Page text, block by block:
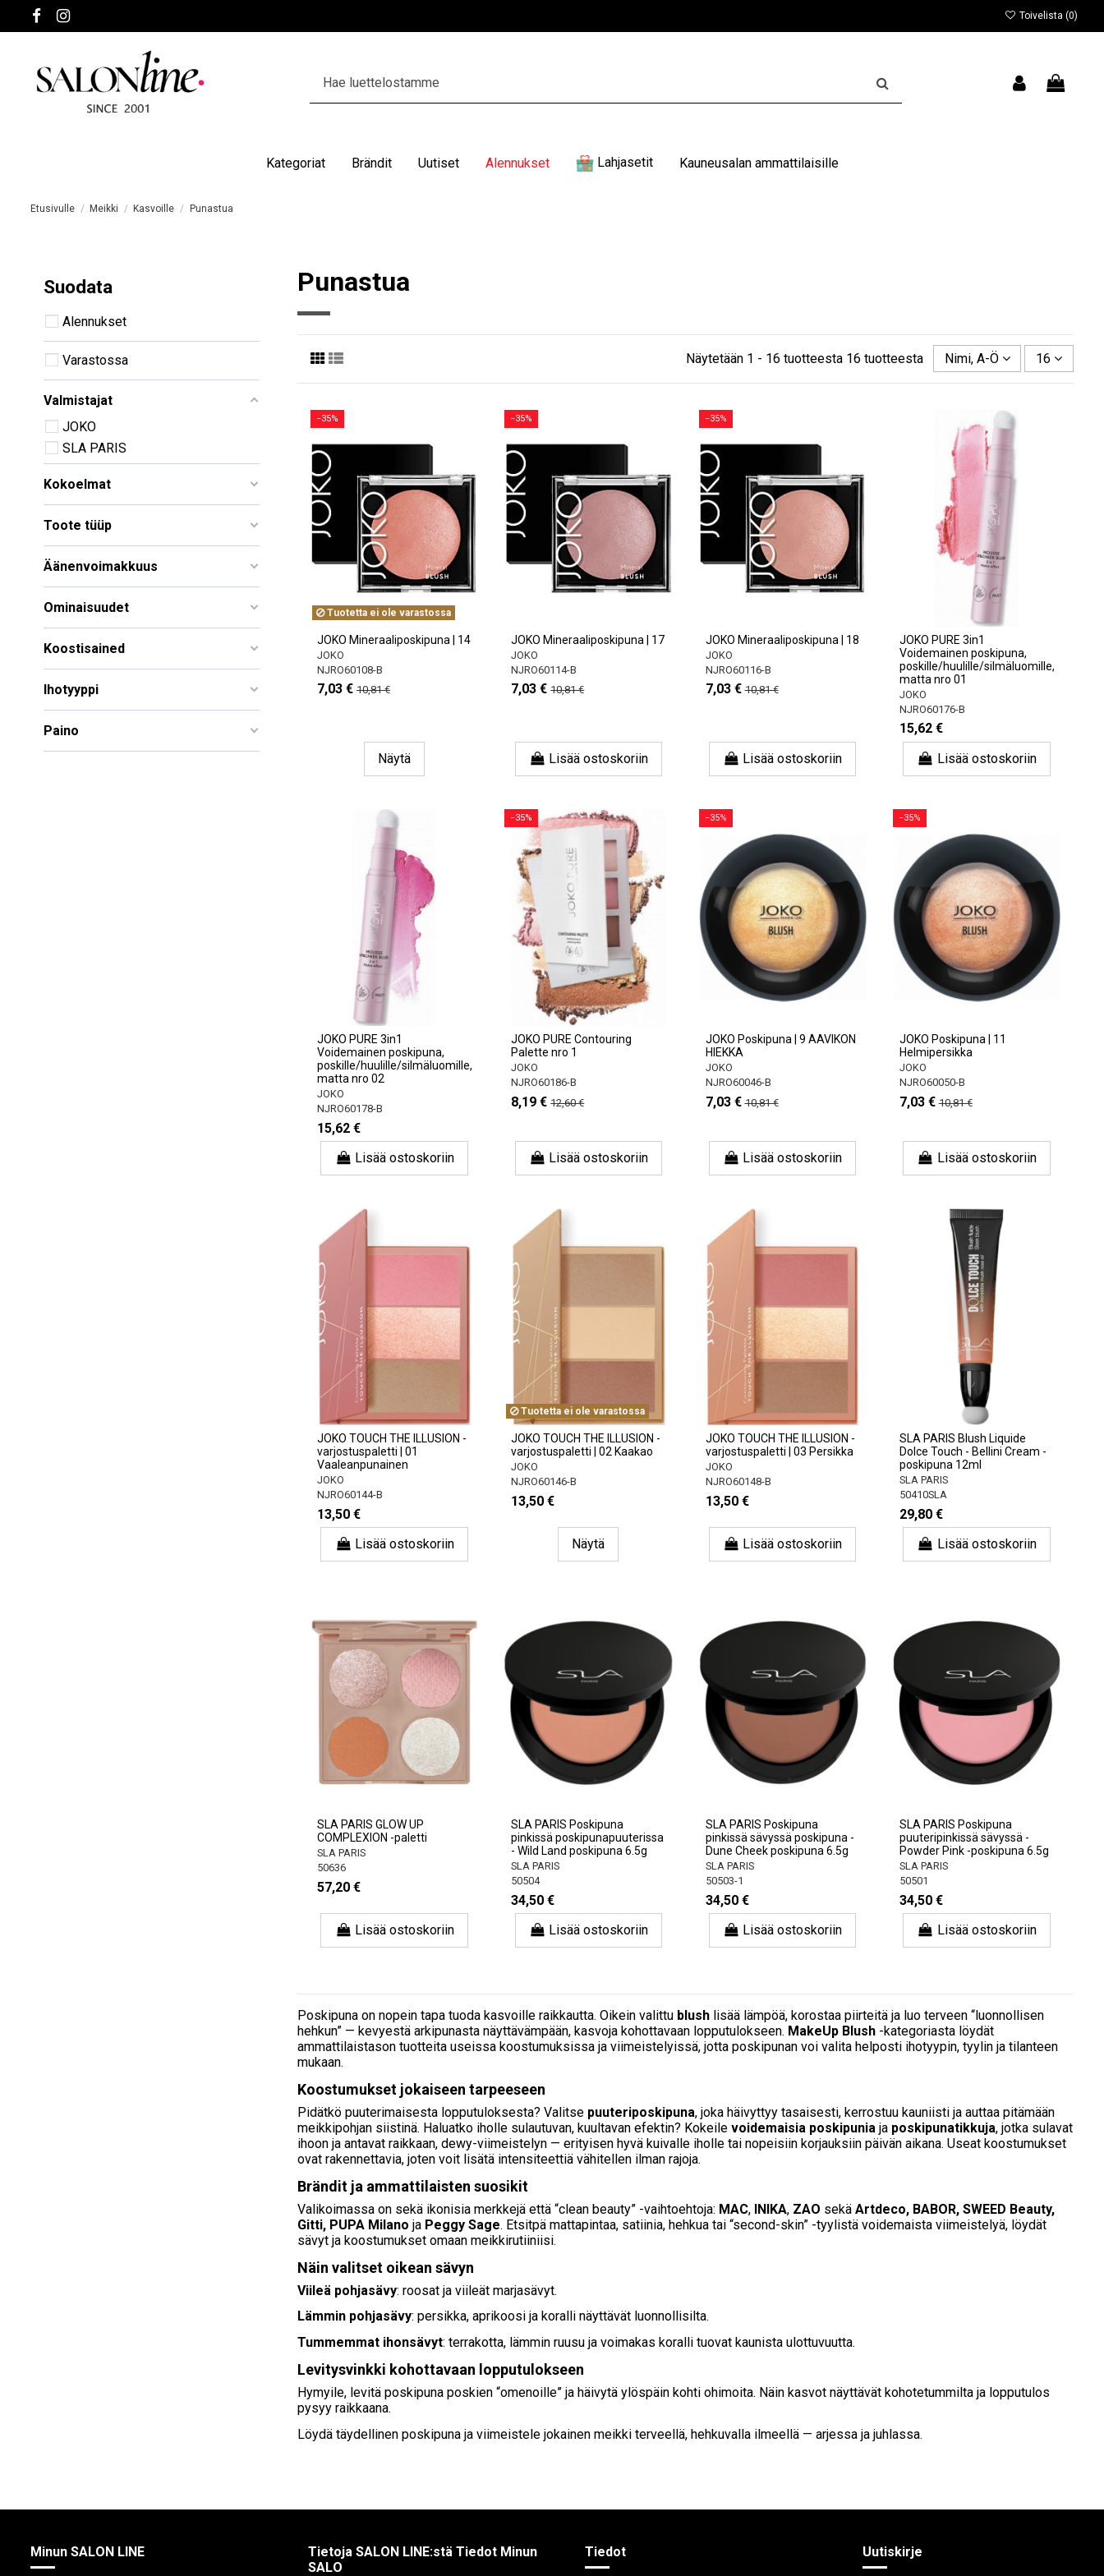
Toivelista (0)
Kategoriat Brändit Uutiset Alennukset Lahjasetit Kauneusalan ammattilaisille
Etusivulle Meikki Kasvoille Punastua
Punastua
Näytetään 1 - 16 tuotteesta 16 tuotteesta Nimi, A-Ö 16
−35%
Tuotetta ei ole varastossa
JOKO Mineraaliposkipuna | 14
JOKO
NJRO60108-B
7,03 € 10,81 €
Näytä
−35%
JOKO Mineraaliposkipuna | 17
JOKO
NJRO60114-B
7,03 € 10,81 €
Lisää ostoskoriin
−35%
JOKO Mineraaliposkipuna | 18
JOKO
NJRO60116-B
7,03 € 10,81 €
Lisää ostoskoriin
JOKO PURE 3in1
Voidemainen poskipuna,
poskille/huulille/silmäluomille,
matta nro 01
JOKO
NJRO60176-B
15,62 €
Lisää ostoskoriin
JOKO PURE 3in1
Voidemainen poskipuna,
poskille/huulille/silmäluomille,
matta nro 02
JOKO
NJRO60178-B
15,62 €
Lisää ostoskoriin
−35%
JOKO PURE Contouring
Palette nro 1
JOKO
NJRO60186-B
8,19 € 12,60 €
Lisää ostoskoriin
−35%
JOKO Poskipuna | 9 AAVIKON
HIEKKA
JOKO
NJRO60046-B
7,03 € 10,81 €
Lisää ostoskoriin
−35%
JOKO Poskipuna | 11
Helmipersikka
JOKO
NJRO60050-B
7,03 € 10,81 €
Lisää ostoskoriin
JOKO TOUCH THE ILLUSION -
varjostuspaletti | 01
Vaaleanpunainen
JOKO
NJRO60144-B
13,50 €
Lisää ostoskoriin
Tuotetta ei ole varastossa
JOKO TOUCH THE ILLUSION -
varjostuspaletti | 02 Kaakao
JOKO
NJRO60146-B
13,50 €
Näytä
JOKO TOUCH THE ILLUSION -
varjostuspaletti | 03 Persikka
JOKO
NJRO60148-B
13,50 €
Lisää ostoskoriin
SLA PARIS Blush Liquide
Dolce Touch - Bellini Cream -
poskipuna 12ml
SLA PARIS
50410SLA
29,80 €
Lisää ostoskoriin
SLA PARIS GLOW UP
COMPLEXION -paletti
SLA PARIS
50636
57,20 €
Lisää ostoskoriin
SLA PARIS Poskipuna
pinkissä poskipunapuuterissa
- Wild Land poskipuna 6.5g
SLA PARIS
50504
34,50 €
Lisää ostoskoriin
SLA PARIS Poskipuna
pinkissä sävyssä poskipuna -
Dune Cheek poskipuna 6.5g
SLA PARIS
50503-1
34,50 €
Lisää ostoskoriin
SLA PARIS Poskipuna
puuteripinkissä sävyssä -
Powder Pink -poskipuna 6.5g
SLA PARIS
50501
34,50 €
Lisää ostoskoriin
Poskipuna on nopein tapa tuoda kasvoille raikkautta. Oikein valittu blush lisää lämpöä, korostaa piirteitä ja luo terveen “luonnollisen
hehkun” — kevyestä arkipunasta näyttävämpään, kasvoja kohottavaan lopputulokseen. MakeUp Blush -kategoriasta löydät
ammattilaistason tuotteita useissa koostumuksissa ja viimeistelyissä, jotta poskipunan voi valita helposti ihotyypin, tyylin ja tilanteen
mukaan.
Koostumukset jokaiseen tarpeeseen
Pidätkö puuterimaisesta lopputuloksesta? Valitse puuteriposkipuna, joka häivyttyy tasaisesti, kerrostuu kauniisti ja auttaa pitämään
meikkipohjan siistinä. Haluatko iholle sulautuvan, kuultavan efektin? Kokeile voidemaisia poskipunia ja poskipunatikkuja, jotka sulavat
ihoon ja antavat raikkaan, dewy-viimeistelyn — erityisen hyvä kuivalle iholle tai nopeisiin korjauksiin päivän aikana. Useat koostumukset
ovat rakennettavia, joten voit lisätä intensiteettiä vähitellen ilman rajoja.
Brändit ja ammattilaisten suosikit
Valikoimassa on sekä ikonisia merkkejä että “clean beauty” -vaihtoehtoja: MAC, INIKA, ZAO sekä Artdeco, BABOR, SWEED Beauty,
Gitti, PUPA Milano ja Peggy Sage. Etsitpä mattapintaa, satiinia, hehkua tai “second-skin” -tyylistä voidemaista viimeistelyä, löydät
sävyt ja koostumukset omaan meikkirutiiniisi.
Näin valitset oikean sävyn
Viileä pohjasävy: roosat ja viileät marjasävyt.
Lämmin pohjasävy: persikka, aprikoosi ja koralli näyttävät luonnollisilta.
Tummemmat ihonsävyt: terrakotta, lämmin ruusu ja voimakas koralli tuovat kaunista ulottuvuutta.
Levitysvinkki kohottavaan lopputulokseen
Hymyile, levitä poskipuna poskien “omenoille” ja häivytä ylöspäin kohti ohimoita. Näin kasvot näyttävät kohotetummilta ja lopputulos
pysyy raikkaana.
Löydä täydellinen poskipuna ja viimeistele jokainen meikki terveellä, hehkuvalla ilmeellä — arjessa ja juhlassa.
Suodata
Alennukset
Varastossa
Valmistajat
JOKO
SLA PARIS
Kokoelmat
Toote tüüp
Äänenvoimakkuus
Ominaisuudet
Koostisained
Ihotyyppi
Paino
Minun SALON LINE
Tietoja SALON LINE:stä Tiedot Minun
SALO
Tiedot Uutiskirje